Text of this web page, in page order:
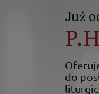
Już
do